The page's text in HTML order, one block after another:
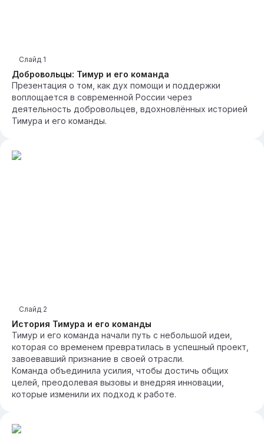
Добровольцы: Тимур и его команда
Слайд 1
Презентация о том, как дух помощи и поддержки
воплощается в современной России через
деятельность добровольцев, вдохновлённых историей
Тимура и его команды.
История Тимура и его команды
Слайд 2
Тимур и его команда начали путь с небольшой идеи,
которая со временем превратилась в успешный проект,
завоевавший признание в своей отрасли.
Команда объединила усилия, чтобы достичь общих
целей, преодолевая вызовы и внедряя инновации,
которые изменили их подход к работе.